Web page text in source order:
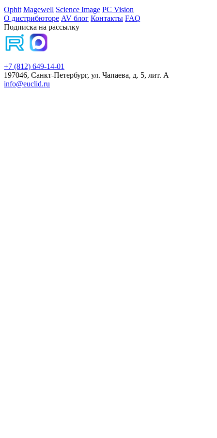
Ophit Magewell Science Image PC Vision
О дистрибюторе AV блог Контакты FAQ
Подписка на рассылку
+7 (812) 649-14-01
197046, Санкт-Петербург, ул. Чапаева, д. 5, лит. А
info@euclid.ru